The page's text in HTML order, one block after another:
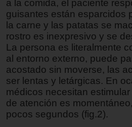
a la comida, el paciente
guisantes están esparcidos
la carne y las patatas se
rostro es inexpresivo y se
La persona es literalmente
al entorno externo, puede
acostado sin moverse, las
ser lentas y letárgicas. En
médicos necesitan
de atención es
pocos segundos (fig.2).